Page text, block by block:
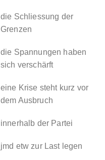
die Schliessung der
Grenzen
die Spannungen haben
sich verschärft
eine Krise steht kurz vor
dem Ausbruch
innerhalb der Partei
jmd etw zur Last legen